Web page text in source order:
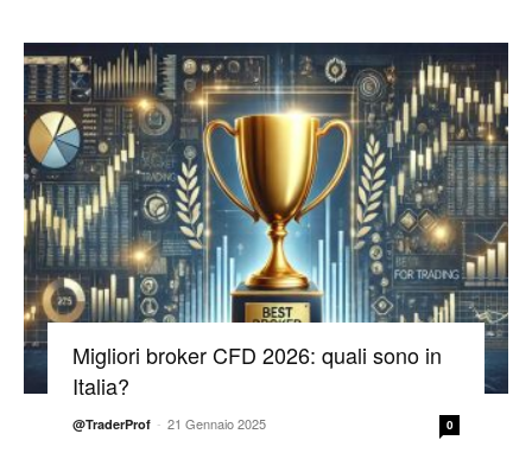
Migliori broker CFD 2026: quali sono in
Italia?
@TraderProf - 21 Gennaio 2025 0